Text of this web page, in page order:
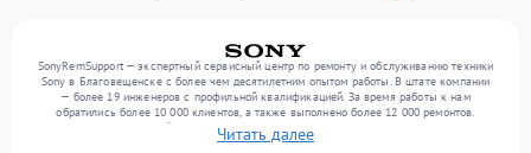
SonyRemSupport — экспертный сервисный центр по ремонту и обслуживанию техники
Sony в Благовещенске с более чем десятилетним опытом работы. В штате компании
— более 19 инженеров с профильной квалификацией. За время работы к нам
обратились более 10 000 клиентов, а также выполнено более 12 000 ремонтов.
Ежемесячно в сервисный центр поступает свыше 300 единиц техники, включая , , . Мы
устраняем поломки любой сложности и обеспечиваем надежный результат благодаря
Читать далее